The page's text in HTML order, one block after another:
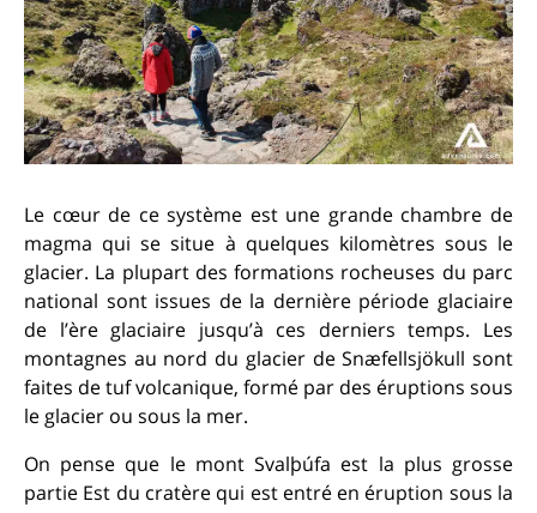
Le cœur de ce système est une grande chambre de
magma qui se situe à quelques kilomètres sous le
glacier. La plupart des formations rocheuses du parc
national sont issues de la dernière période glaciaire
de l’ère glaciaire jusqu’à ces derniers temps. Les
montagnes au nord du glacier de Snæfellsjökull sont
faites de tuf volcanique, formé par des éruptions sous
le glacier ou sous la mer.
On pense que le mont Svalþúfa est la plus grosse
partie Est du cratère qui est entré en éruption sous la